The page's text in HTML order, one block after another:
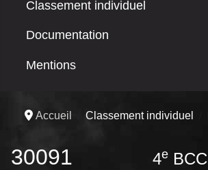
Classement individuel
Documentation
Mentions
Accueil Classement individuel
30091 4e BCC